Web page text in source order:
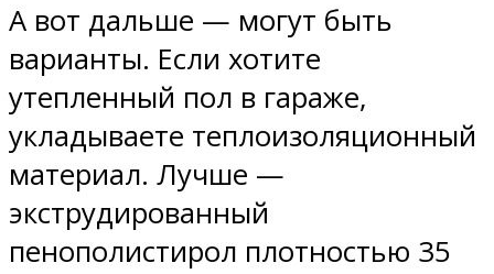
А вот дальше — могут быть
варианты. Если хотите
утепленный пол в гараже,
укладываете теплоизоляционный
материал. Лучше —
экструдированный
пенополистирол плотностью 35